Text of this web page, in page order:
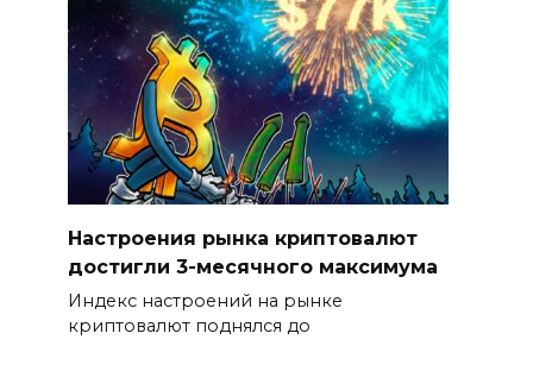
Настроения рынка криптовалют
достигли 3-месячного максимума
Индекс настроений на рынке
криптовалют поднялся до